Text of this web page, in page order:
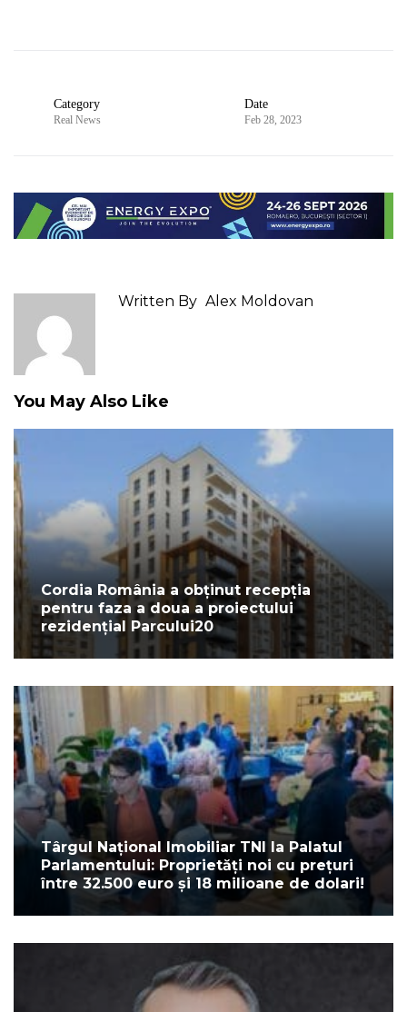
Category
Real News
Date
Feb 28, 2023
Written By Alex Moldovan
You May Also Like
Cordia România a obținut recepția
pentru faza a doua a proiectului
rezidențial Parcului20
Târgul Național Imobiliar TNI la Palatul
Parlamentului: Proprietăți noi cu prețuri
între 32.500 euro și 18 milioane de dolari!